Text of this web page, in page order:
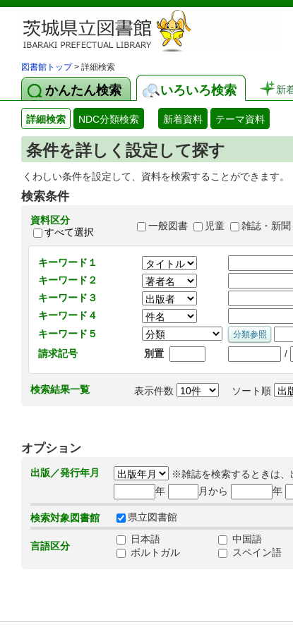
図書館トップ> 詳細検索
かんたん検索 いろいろ検索 新
詳細検索 NDC分類検索 新着資料 テーマ資料
条件を詳しく設定して探す
くわしい条件を設定して、資料を検索することができます。
検索条件
資料区分
すべて選択
一般図書 児童 雑誌・新聞
キーワード１
キーワード２
キーワード３
キーワード４
キーワード５
請求記号
別置 /
検索結果一覧 表示件数 ソート順
オプション
出版／発行年月
※雑誌を検索するときは、
年
月から 年
検索対象図書館 県立図書館
言語区分
日本語 中国語
ポルトガル
スペイン語